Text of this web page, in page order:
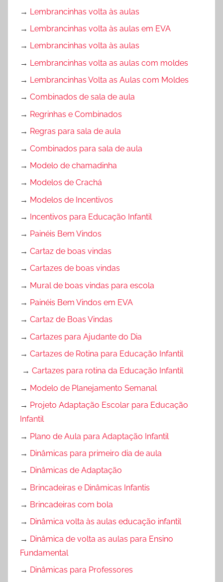
→ Lembrancinhas volta às aulas
→ Lembrancinhas volta às aulas em EVA
→ Lembrancinhas volta às aulas
→ Lembrancinhas volta as aulas com moldes
→ Lembrancinhas Volta as Aulas com Moldes
→ Combinados de sala de aula
→ Regrinhas e Combinados
→ Regras para sala de aula
→ Combinados para sala de aula
→ Modelo de chamadinha
→ Modelos de Crachá
→ Modelos de Incentivos
→ Incentivos para Educação Infantil
→ Painéis Bem Vindos
→ Cartaz de boas vindas
→ Cartazes de boas vindas
→ Mural de boas vindas para escola
→ Painéis Bem Vindos em EVA
→ Cartaz de Boas Vindas
→ Cartazes para Ajudante do Dia
→ Cartazes de Rotina para Educação Infantil
→ Cartazes para rotina da Educação Infantil
→ Modelo de Planejamento Semanal
→ Projeto Adaptação Escolar para Educação
Infantil
→ Plano de Aula para Adaptação Infantil
→ Dinâmicas para primeiro dia de aula
→ Dinâmicas de Adaptação
→ Brincadeiras e Dinâmicas Infantis
→ Brincadeiras com bola
→ Dinâmica volta às aulas educação infantil
→ Dinâmica de volta as aulas para Ensino
Fundamental
→ Dinâmicas para Professores